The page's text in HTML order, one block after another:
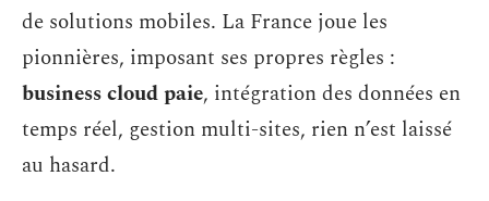
de solutions mobiles. La France joue les
pionnières, imposant ses propres règles :
business cloud paie, intégration des données en
temps réel, gestion multi-sites, rien n’est laissé
au hasard.